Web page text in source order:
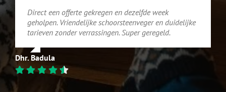
Direct een offerte gekregen en dezelfde week
geholpen. Vriendelijke schoorsteenveger en duidelijke
tarieven zonder verrassingen. Super geregeld.
Dhr. Badula